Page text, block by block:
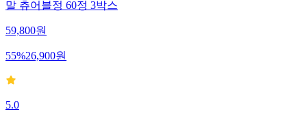
말 츄어블정 60정 3박스
59,800원
55%26,900원
5.0